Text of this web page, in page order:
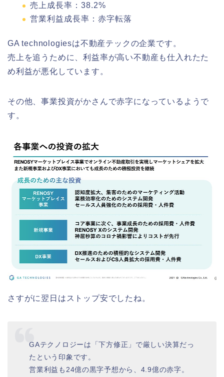
売上成長率：38.2%
営業利益成長率：赤字転落
GA technologiesは不動産テックの企業です。
売上を追うために、利益率が高い不動産も仕入れたた
め利益が悪化しています。
その他、事業投資がかさんで赤字になっているようで
す。
さすがに翌日はストップ安でしたね。
GAテクノロジーは「下方修正」で厳しい決算だっ
たという印象です。
営業利益も24億の黒字予想から、4.9億の赤字。